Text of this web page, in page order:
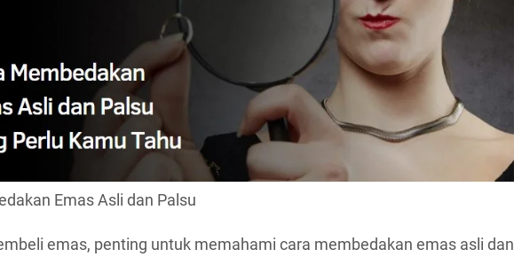
Emas Asli dan Palsu
emas, penting untuk memahami cara membedakan emas asli dan